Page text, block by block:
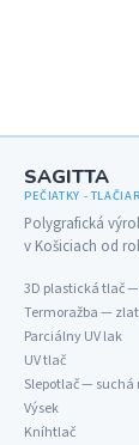
SAGITTA
PEČIATKY -
Polygrafická
v Košiciach od
3D plastická tlač
Termoražba —
Parciálny UV lak
UV tlač
Slepotlač — suchá
Výsek
Kníhtlač